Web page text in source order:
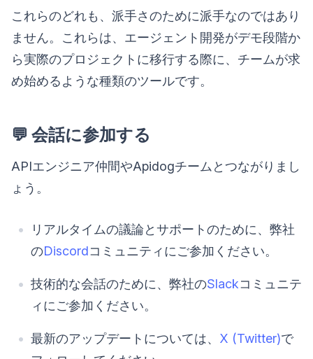
これらのどれも、派手さのために派手なのではあり
ません。これらは、エージェント開発がデモ段階か
ら実際のプロジェクトに移行する際に、チームが求
め始めるような種類のツールです。
💬 会話に参加する
APIエンジニア仲間やApidogチームとつながりまし
ょう。
リアルタイムの議論とサポートのために、弊社
のDiscordコミュニティにご参加ください。
技術的な会話のために、弊社のSlackコミュニテ
ィにご参加ください。
最新のアップデートについては、 X (Twitter)で